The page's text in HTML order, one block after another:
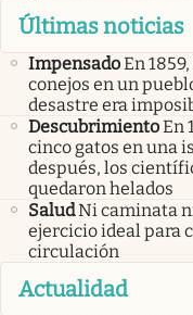
Últimas noticias
ImpensadoEn
conejos en un
desastre era
DescubrimientoEn
cinco gatos en una
después, los
quedaron helados
SaludNi caminata
ejercicio ideal para
circulación
Actualidad